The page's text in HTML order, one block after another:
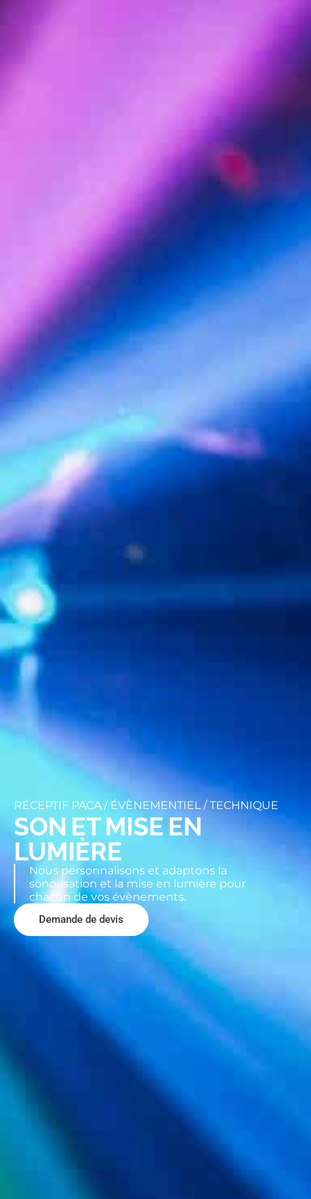
RÉCEPTIF PACA / ÉVÈNEMENTIEL /TECHNIQUE
SON ET MISE EN
LUMIÈRE
Nous personnalisons et adaptons la
sonorisation et la mise en lumière pour
chacun de vos évènements.
Demande de devis